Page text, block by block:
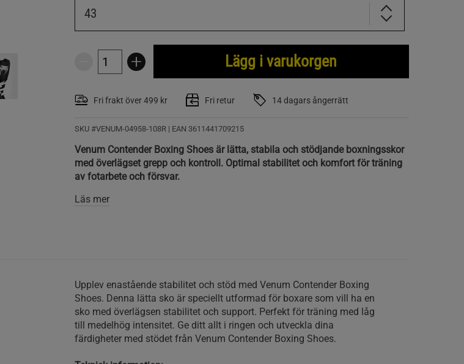
43
Lägg i varukorgen
Fri frakt över 499 kr Fri retur 14 dagars ångerrätt
SKU #VENUM-04958-108R | EAN 3611441709215
Venum Contender Boxing Shoes är lätta, stabila och stödjande boxningsskor
med överlägset grepp och kontroll. Optimal stabilitet och komfort för träning
av fotarbete och försvar.
Läs mer
Upplev enastående stabilitet och stöd med Venum Contender Boxing
Shoes. Denna lätta sko är speciellt utformad för boxare som vill ha en
sko med överlägsen stabilitet och support. Perfekt för träning med låg
till medelhög intensitet. Ge ditt allt i ringen och utveckla dina
färdigheter med stödet från Venum Contender Boxing Shoes.